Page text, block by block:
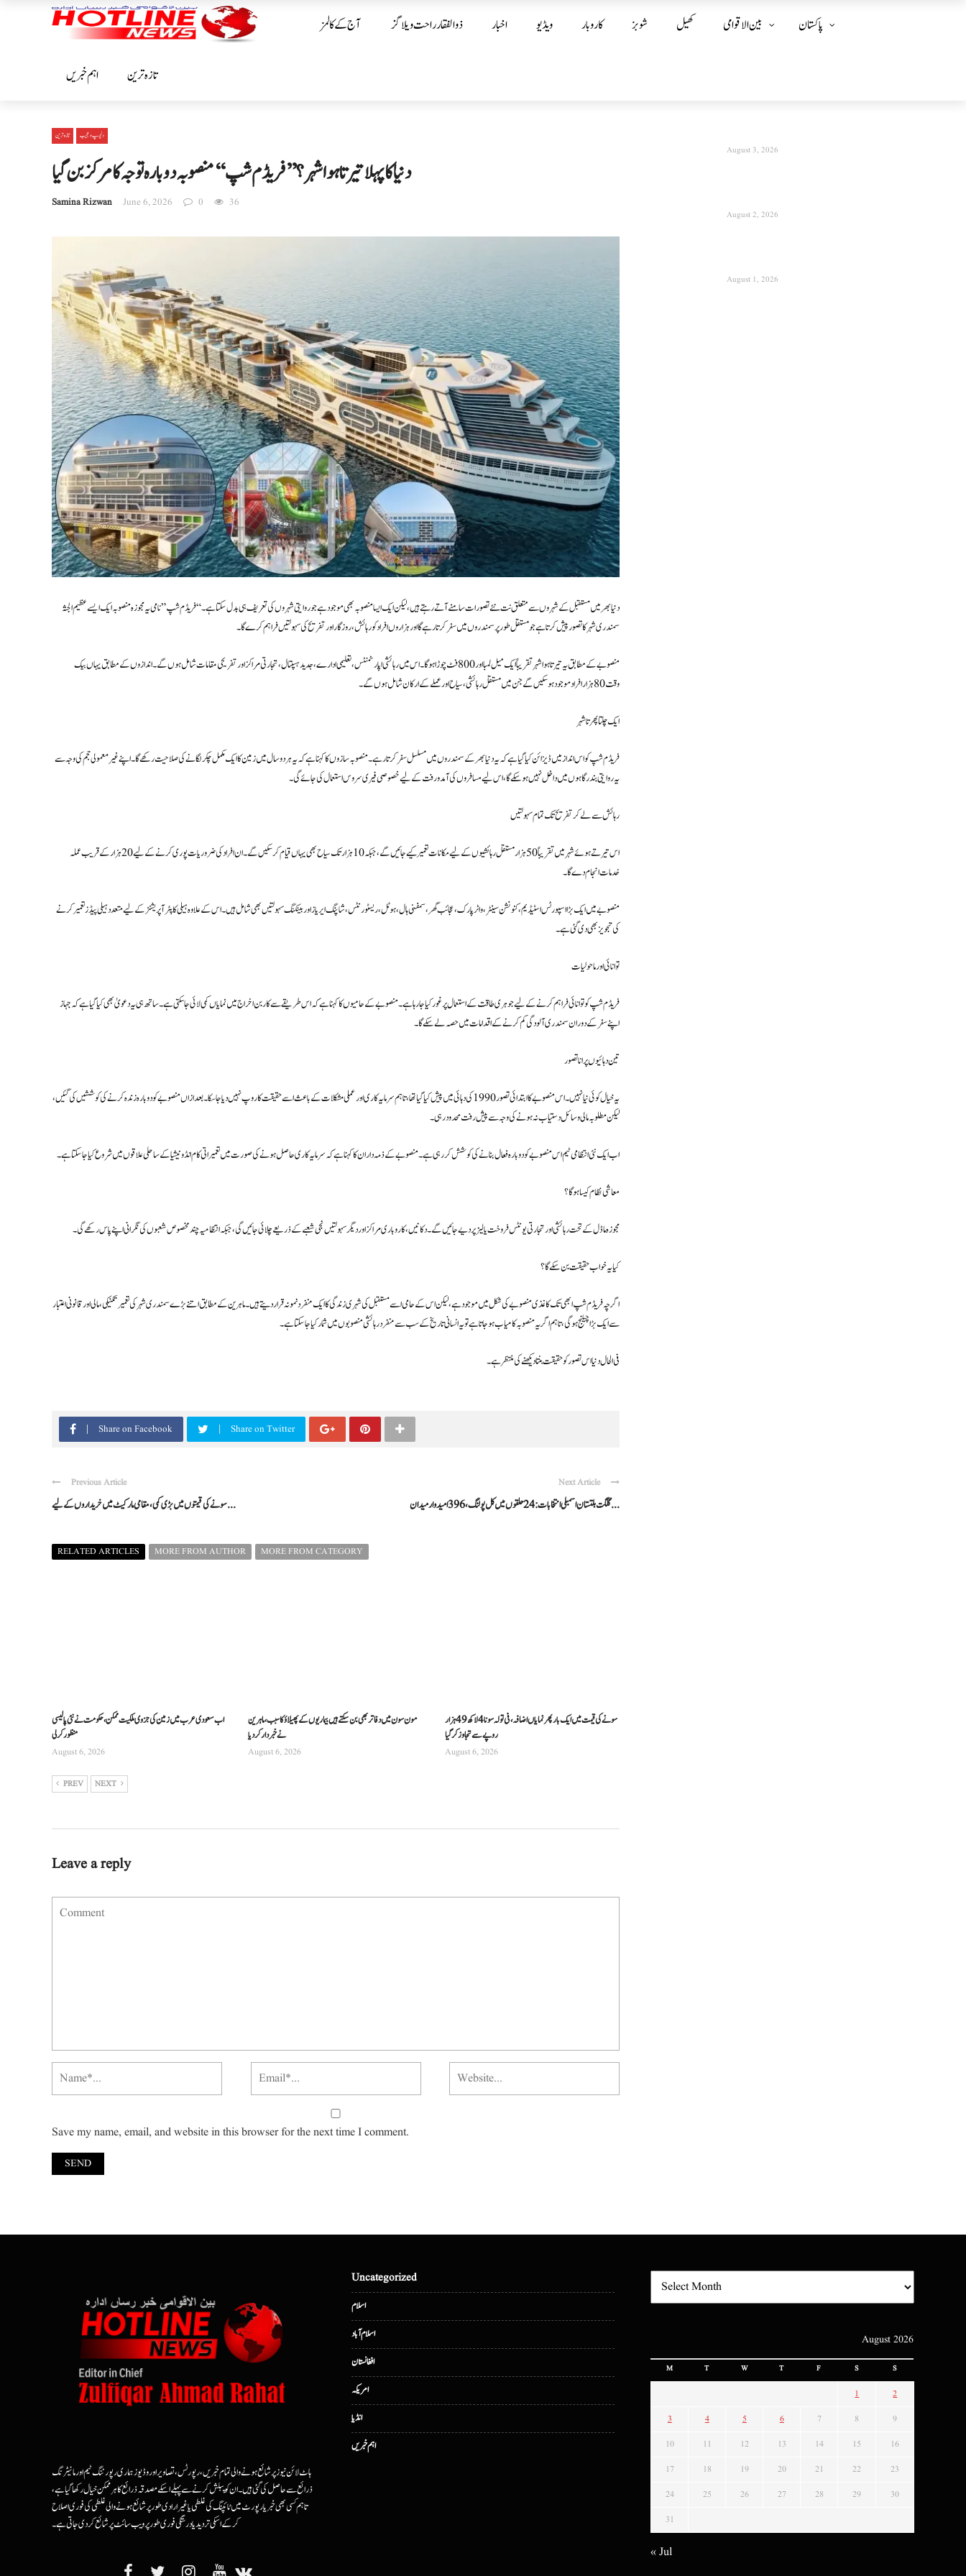
آج کے کالمز ذوالفقار راحت ویلاگز اخبار ویڈیو کاروبار شوبز کھیل بین الا قوامی پاکستان
اہم خبریں تازہ ترین
تازہ ترین دلچسپ و عجیب
دنیا کا پہلا تیرتا ہوا شہر؟ ’’فریڈم شپ‘‘ منصوبہ دوبارہ توجہ کا مرکز بن گیا
Samina Rizwan June 6, 2026 0 36
دنیا بھر میں مستقبل کے شہروں سے متعلق نت نئے تصورات سامنے آتے رہتے ہیں، لیکن ایک ایسا منصوبہ بھی موجود ہے جو روایتی شہروں کی تعریف ہی بدل سکتا ہے۔ “فریڈم شپ” نامی یہ مجوزہ منصوبہ ایک ایسے عظیم الجثہ
سمندری شہر کا تصور پیش کرتا ہے جو مستقل طور پر سمندروں میں سفر کرتا رہے گا اور ہزاروں افراد کو رہائش، روزگار اور تفریح کی سہولتیں فراہم کرے گا۔
منصوبے کے مطابق یہ تیرتا ہوا شہر تقریباً ایک میل لمبا اور 800 فٹ چوڑا ہوگا۔ اس میں رہائشی اپارٹمنٹس، تعلیمی ادارے، جدید ہسپتال، تجارتی مراکز اور تفریحی مقامات شامل ہوں گے۔ اندازوں کے مطابق یہاں بیک
وقت 80 ہزار افراد موجود ہو سکیں گے جن میں مستقل رہائشی، سیاح اور عملے کے ارکان شامل ہوں گے۔
ایک چلتا پھرتا شہر
فریڈم شپ کو اس انداز میں ڈیزائن کیا گیا ہے کہ یہ دنیا بھر کے سمندروں میں مسلسل سفر کرتا رہے۔ منصوبہ سازوں کا کہنا ہے کہ یہ ہر دو سال میں زمین کا ایک مکمل چکر لگانے کی صلاحیت رکھے گا۔ اپنے غیر معمولی حجم کی وجہ سے
یہ روایتی بندرگاہوں میں داخل نہیں ہو سکے گا، اس لیے مسافروں کی آمدورفت کے لیے خصوصی فیری سروس استعمال کی جائے گی۔
رہائش سے لے کر تفریح تک تمام سہولتیں
اس تیرتے ہوئے شہر میں تقریباً 50 ہزار مستقل رہائشیوں کے لیے مکانات تعمیر کیے جائیں گے، جبکہ 10 ہزار تک سیاح بھی یہاں قیام کر سکیں گے۔ ان افراد کی ضروریات پوری کرنے کے لیے 20 ہزار کے قریب عملہ
خدمات انجام دے گا۔
منصوبے میں ایک بڑا اسپورٹس اسٹیڈیم، کنونشن سینٹر، واٹر پارک، عجائب گھر، سمفنی ہال، ہوٹل، ریسٹورنٹس، شاپنگ ایریاز اور بینکنگ سہولتیں بھی شامل ہیں۔ اس کے علاوہ ہیلی کاپٹر آپریشنز کے لیے متعدد ہیلی پیڈز تعمیر کرنے
کی تجویز بھی دی گئی ہے۔
توانائی اور ماحولیات
فریڈم شپ کو توانائی فراہم کرنے کے لیے جوہری طاقت کے استعمال پر غور کیا جا رہا ہے۔ منصوبے کے حامیوں کا کہنا ہے کہ اس طریقے سے کاربن اخراج میں نمایاں کمی لائی جا سکتی ہے۔ ساتھ ہی یہ دعویٰ بھی کیا گیا ہے کہ جہاز
اپنے سفر کے دوران سمندری آلودگی کم کرنے کے اقدامات میں حصہ لے سکے گا۔
تین دہائیوں پرانا تصور
یہ خیال کوئی نیا نہیں۔ اس منصوبے کا ابتدائی تصور 1990 کی دہائی میں پیش کیا گیا تھا، تاہم سرمایہ کاری اور عملی مشکلات کے باعث اسے حقیقت کا روپ نہیں دیا جا سکا۔ بعد ازاں منصوبے کو دوبارہ زندہ کرنے کی کوششیں کی گئیں،
لیکن مطلوبہ مالی وسائل دستیاب نہ ہونے کی وجہ سے پیش رفت محدود رہی۔
اب ایک نئی انتظامی ٹیم اس منصوبے کو دوبارہ فعال بنانے کی کوشش کر رہی ہے۔ منصوبے کے ذمہ داران کا کہنا ہے کہ سرمایہ کاری حاصل ہونے کی صورت میں تعمیراتی کام انڈونیشیا کے ساحلی علاقوں میں شروع کیا جا سکتا ہے۔
معاشی نظام کیسا ہوگا؟
مجوزہ ماڈل کے تحت رہائشی اور تجارتی یونٹس فروخت یا لیز پر دیے جائیں گے۔ دکانیں، کاروباری مراکز اور دیگر سہولتیں نجی شعبے کے ذریعے چلائی جائیں گی، جبکہ انتظامیہ چند مخصوص شعبوں کی نگرانی اپنے پاس رکھے گی۔
کیا یہ خواب حقیقت بن سکے گا؟
اگرچہ فریڈم شپ ابھی تک کاغذی منصوبے کی شکل میں موجود ہے، لیکن اس کے حامی اسے مستقبل کی شہری زندگی کا ایک منفرد نمونہ قرار دیتے ہیں۔ ماہرین کے مطابق اتنے بڑے سمندری شہر کی تعمیر تکنیکی، مالی اور قانونی اعتبار
سے ایک بڑا چیلنج ہوگی، تاہم اگر یہ منصوبہ کامیاب ہو جاتا ہے تو یہ انسانی تاریخ کے سب سے منفرد رہائشی منصوبوں میں شمار کیا جا سکتا ہے۔
فی الحال دنیا اس تصور کو حقیقت بنتا دیکھنے کی منتظر ہے۔
Share on Facebook Share on Twitter
Previous Article
سونے کی قیمتوں میں بڑی کمی، مقامی مارکیٹ میں خریداروں کے لیے ...
Next Article
گلگت بلتستان اسمبلی انتخابات: 24 حلقوں میں کل پولنگ، 396 امیدوار میدان ...
RELATED ARTICLES MORE FROM AUTHOR MORE FROM CATEGORY
اب سعودی عرب میں زمین کی جزوی ملکیت ممکن، حکومت نے نئی پالیسی
منظور کرلی
August 6, 2026
مون سون میں دفاتر بھی بن سکتے ہیں بیماریوں کے پھیلاؤ کا سبب، ماہرین
نے خبردار کر دیا
August 6, 2026
سونے کی قیمت میں ایک بار پھر نمایاں اضافہ، فی تولہ سونا 4 لاکھ 49 ہزار
روپے سے تجاوز کرگیا
August 6, 2026
PREV NEXT
Leave a reply
Save my name, email, and website in this browser for the next time I comment.
August 3, 2026
August 2, 2026
August 1, 2026
ہاٹ لائن نیوز پر شائع ہونے والی تمام خبریں، رپورٹس، تصاویر اور وڈیوز ہماری رپورٹنگ ٹیم اور مانیٹرنگ
ذرائع سے حاصل کی گئی ہیں۔ ان کو پبلش کرنے سے پہلے اسکے مصدقہ ذرائع کا ہرممکن خیال رکھا گیا ہے،
تاہم کسی بھی خبر یا رپورٹ میں ٹائپنگ کی غلطی یا غیرارادی طور پر شائع ہونے والی غلطی کی فوری اصلاح
کرکے اسکی تردید یا درستگی فوری طور پر ویب سائٹ پر شائع کردی جاتی ہے۔
Uncategorized
اسلام
اسلام آباد
افغانستان
امریکہ
انڈیا
اہم خبریں
August 2026
M T W T F S S
1 2
3 4 5 6 7 8 9
10 11 12 13 14 15 16
17 18 19 20 21 22 23
24 25 26 27 28 29 30
31
« Jul